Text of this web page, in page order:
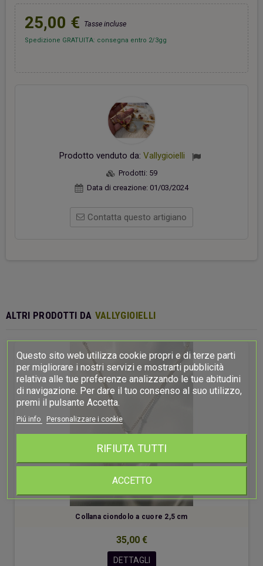
25,00 € Tasse incluse
Spedizione GRATUITA: consegna entro 2/3gg
Prodotto venduto da: Vallygioielli
Prodotti: 59
Data di creazione: 01/03/2024
Contatta questo artigiano
ALTRI PRODOTTI DA VALLYGIOIELLI
Collana ciondolo a cuore 2,5 cm
35,00 €
DETTAGLI
Questo sito web utilizza cookie propri e di terze parti
per migliorare i nostri servizi e mostrarti pubblicità
relativa alle tue preferenze analizzando le tue abitudini
di navigazione. Per dare il tuo consenso al suo utilizzo,
premi il pulsante Accetta.
Piú info Personalizzare i cookie
RIFIUTA TUTTI
ACCETTO